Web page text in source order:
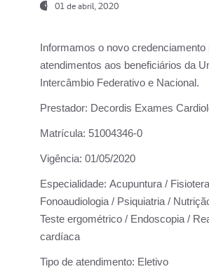
01 de abril, 2020
Informamos o novo credenciamento
atendimentos aos beneficiários da
Intercâmbio Federativo e Nacional.
Prestador: Decordis Exames
Matrícula: 51004346-0
Vigência: 01/05/2020
Especialidade: Acupuntura /
Fonoaudiologia / Psiquiatria /
Teste ergométrico / Endoscopia /
cardíaca
Tipo de atendimento: Eletivo